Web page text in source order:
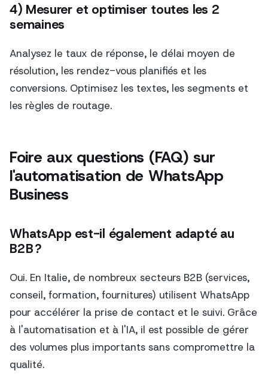
4) Mesurer et optimiser toutes les 2
semaines
Analysez le taux de réponse, le délai moyen de
résolution, les rendez-vous planifiés et les
conversions. Optimisez les textes, les segments et
les règles de routage.
Foire aux questions (FAQ) sur
l'automatisation de WhatsApp
Business
WhatsApp est-il également adapté au
B2B ?
Oui. En Italie, de nombreux secteurs B2B (services,
conseil, formation, fournitures) utilisent WhatsApp
pour accélérer la prise de contact et le suivi. Grâce
à l'automatisation et à l'IA, il est possible de gérer
des volumes plus importants sans compromettre la
qualité.